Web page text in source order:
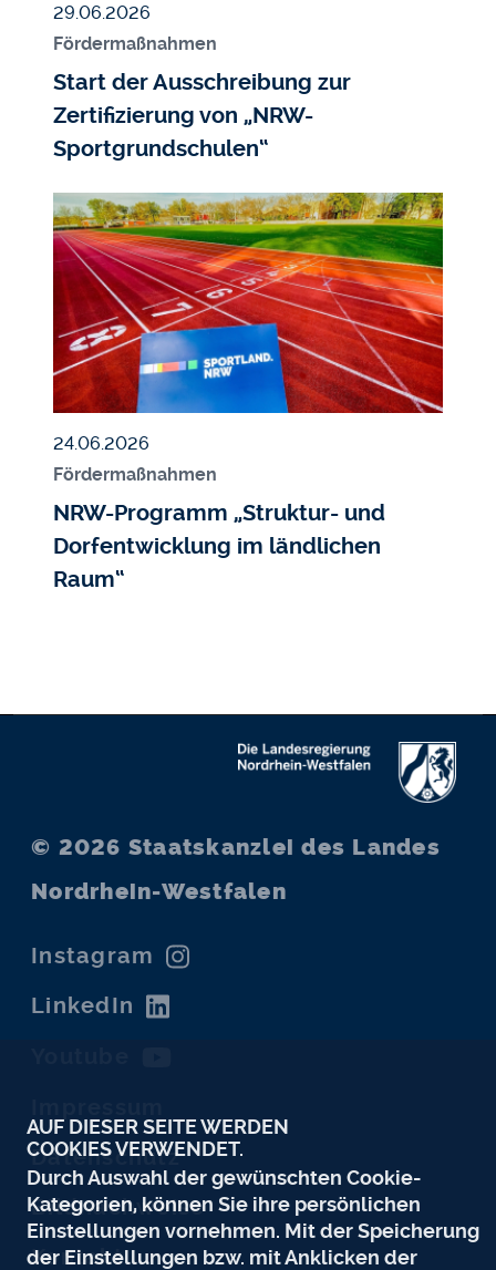
Veröffentlicht am
29.06.2026
Fördermaßnahmen
Start der Ausschreibung zur
Zertifizierung von „NRW-
Sportgrundschulen“
Bildmedium
Bild
Veröffentlicht am
24.06.2026
Fördermaßnahmen
NRW-Programm „Struktur- und
Dorfentwicklung im ländlichen
Raum“
© 2026 Staatskanzlei des Landes
Nordrhein-Westfalen
Instagram
LinkedIn
Datenschutz
Bildnachweise
Kontakt
AUF DIESER SEITE WERDEN
COOKIES VERWENDET.
Durch Auswahl der gewünschten Cookie-
Kategorien, können Sie ihre persönlichen
Einstellungen vornehmen. Mit der Speicherung
der Einstellungen bzw. mit Anklicken der